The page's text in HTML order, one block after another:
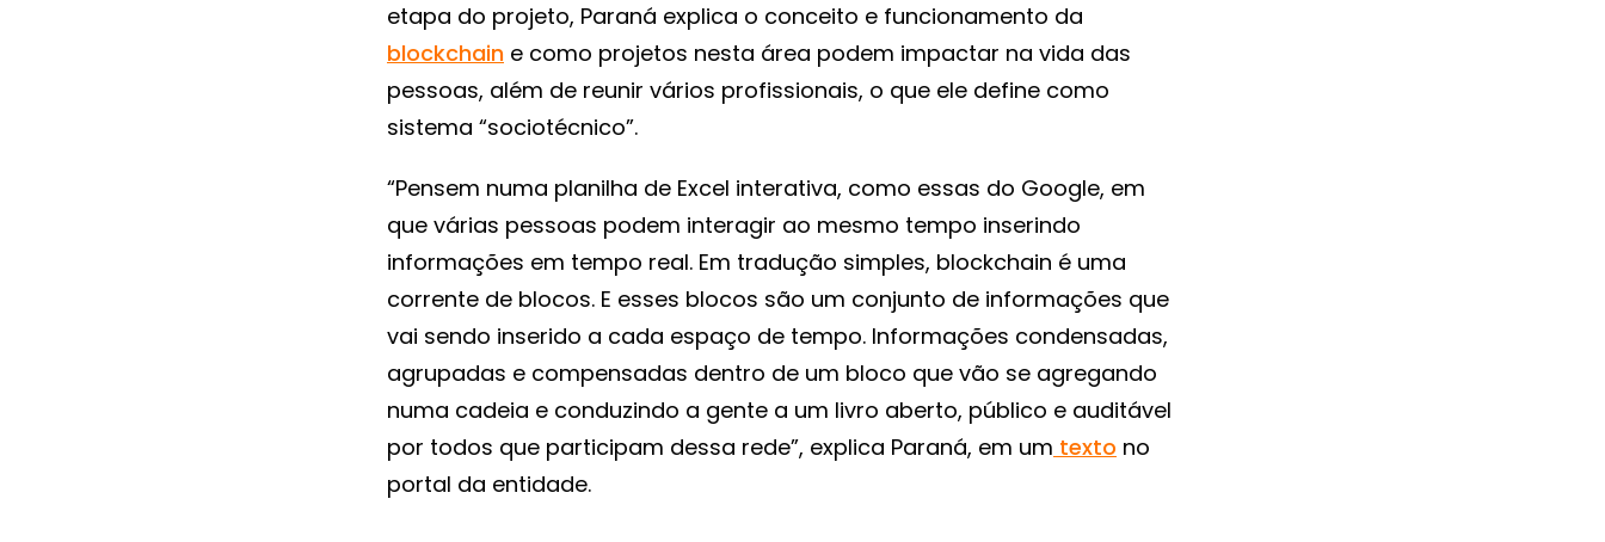
etapa do projeto, Paraná explica o conceito e funcionamento da
blockchain e como projetos nesta área podem impactar na vida das
pessoas, além de reunir vários profissionais, o que ele define como
sistema “sociotécnico”.
“Pensem numa planilha de Excel interativa, como essas do Google, em
que várias pessoas podem interagir ao mesmo tempo inserindo
informações em tempo real. Em tradução simples, blockchain é uma
corrente de blocos. E esses blocos são um conjunto de informações que
vai sendo inserido a cada espaço de tempo. Informações condensadas,
agrupadas e compensadas dentro de um bloco que vão se agregando
numa cadeia e conduzindo a gente a um livro aberto, público e auditável
por todos que participam dessa rede”, explica Paraná, em um texto no
portal da entidade.